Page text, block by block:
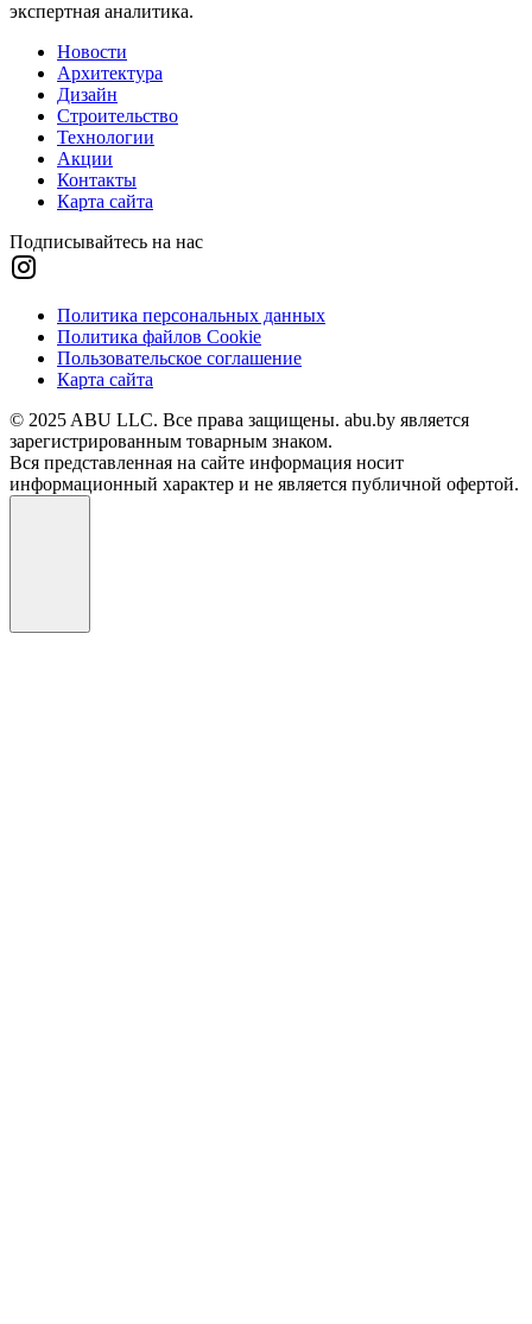
экспертная аналитика.
Новости
Архитектура
Дизайн
Строительство
Технологии
Акции
Контакты
Карта сайта
Подписывайтесь на нас
Политика персональных данных
Политика файлов Cookie
Пользовательское соглашение
Карта сайта
© 2025 ABU LLC. Все права защищены. abu.by является
зарегистрированным товарным знаком.
Вся представленная на сайте информация носит
информационный характер и не является публичной офертой.